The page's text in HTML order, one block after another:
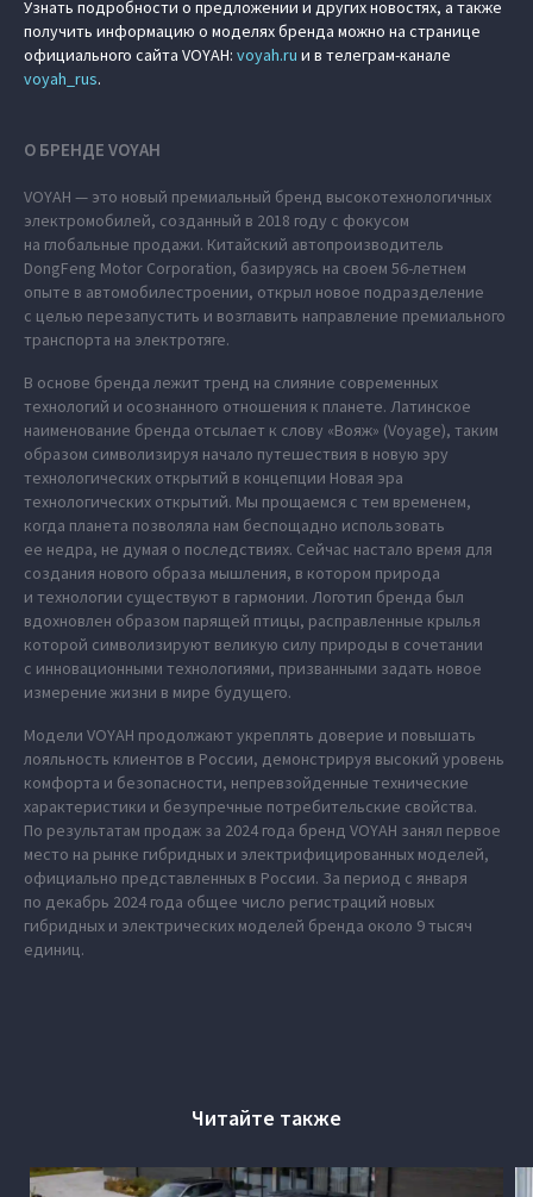
Узнать подробности о предложении и других новостях, а также
получить информацию о моделях бренда можно на странице
официального сайта VOYAH: voyah.ru и в телеграм-канале
voyah_rus.
О БРЕНДЕ VOYAH
VOYAH — это новый премиальный бренд высокотехнологичных
электромобилей, созданный в 2018 году с фокусом
на глобальные продажи. Китайский автопроизводитель
DongFeng Motor Corporation, базируясь на своем 56-летнем
опыте в автомобилестроении, открыл новое подразделение
с целью перезапустить и возглавить направление премиального
транспорта на электротяге.
В основе бренда лежит тренд на слияние современных
технологий и осознанного отношения к планете. Латинское
наименование бренда отсылает к слову «Вояж» (Voyage), таким
образом символизируя начало путешествия в новую эру
технологических открытий в концепции Новая эра
технологических открытий. Мы прощаемся с тем временем,
когда планета позволяла нам беспощадно использовать
ее недра, не думая о последствиях. Сейчас настало время для
создания нового образа мышления, в котором природа
и технологии существуют в гармонии. Логотип бренда был
вдохновлен образом парящей птицы, расправленные крылья
которой символизируют великую силу природы в сочетании
с инновационными технологиями, призванными задать новое
измерение жизни в мире будущего.
Модели VOYAH продолжают укреплять доверие и повышать
лояльность клиентов в России, демонстрируя высокий уровень
комфорта и безопасности, непревзойденные технические
характеристики и безупречные потребительские свойства.
По результатам продаж за 2024 года бренд VOYAH занял первое
место на рынке гибридных и электрифицированных моделей,
официально представленных в России. За период с января
по декабрь 2024 года общее число регистраций новых
гибридных и электрических моделей бренда около 9 тысяч
единиц.
Читайте также